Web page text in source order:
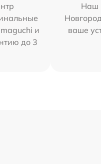
и
до 3
Наш
ваше